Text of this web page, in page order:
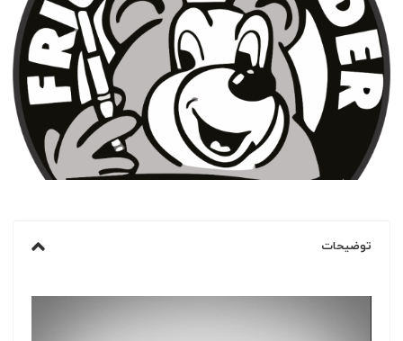
توضیحات